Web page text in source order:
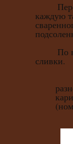
Перед
каждую
По
сливки.
И